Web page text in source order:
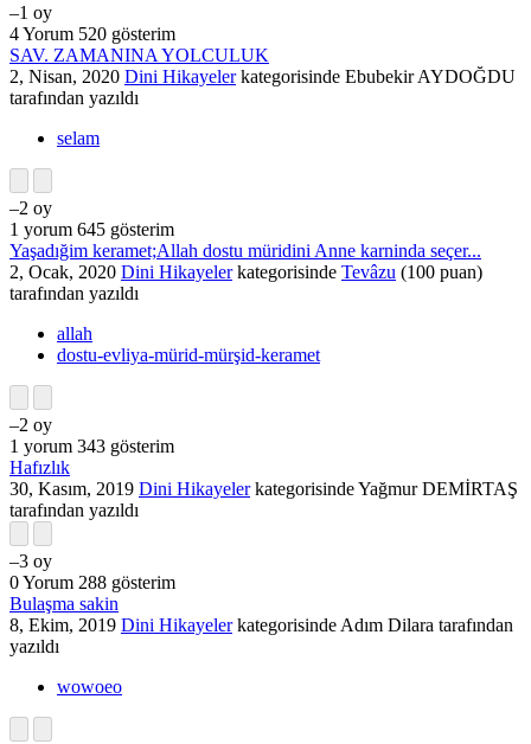
–1 oy
4Yorum 520 gösterim
SAV. ZAMANINA YOLCULUK
2, Nisan, 2020 Dini Hikayelerkategorisinde Ebubekir AYDOĞDU
tarafından yazıldı
selam
–2 oy
1 yorum 645 gösterim
Yaşadığim keramet;Allah dostu müridini Anne karninda seçer...
2, Ocak, 2020 Dini Hikayelerkategorisinde Tevâzu (100 puan)
tarafından yazıldı
allah
dostu-evliya-mürid-mürşid-keramet
–2 oy
1 yorum 343 gösterim
Hafızlık
30, Kasım, 2019 Dini HikayelerkategorisindeYağmur DEMİRTAŞ
tarafından yazıldı
–3 oy
0Yorum 288 gösterim
Bulaşma sakin
8, Ekim, 2019 Dini Hikayelerkategorisinde Adım Dilara tarafından
yazıldı
wowoeo